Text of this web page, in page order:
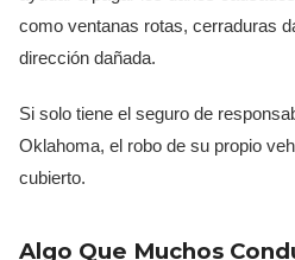
como ventanas rotas, cerraduras
dirección dañada.
Si solo tiene el seguro de
Oklahoma, el robo de su propio
cubierto.
Algo Que Muchos